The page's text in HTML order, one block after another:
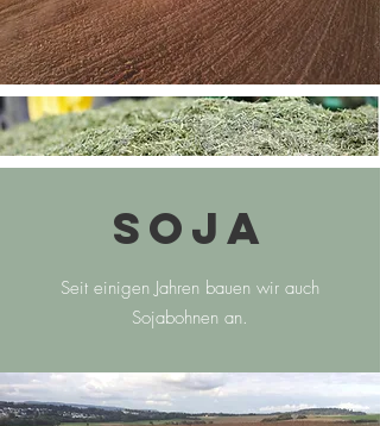
Soja
Seit einigen Jahren bauen wir auch
Sojabohnen an.